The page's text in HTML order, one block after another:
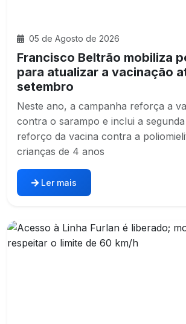
05 de Agosto de 2026
Francisco Beltrão mobiliza
para atualizar a vacinação
setembro
Neste ano, a campanha reforça a
contra o sarampo e inclui a
reforço da vacina contra a
crianças de 4 anos
Ler mais